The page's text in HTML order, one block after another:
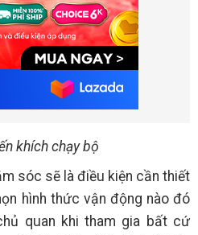
khích chạy bộ
sóc sẽ là điều kiện cần thiết
hình thức vận động nào đó
quan khi tham gia bất cứ